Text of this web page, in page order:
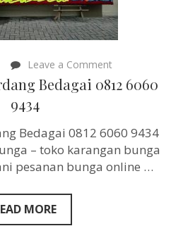
Leave a Commenton
Papan
Bunga
6060
9434
Bedagai 0812 6060
9434
Bedagai 0812 6060 9434
– toko karangan bunga
pesanan bunga online …
MORE